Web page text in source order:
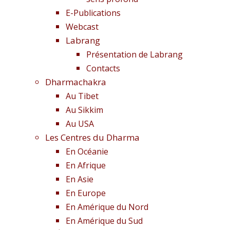
E-Publications
Webcast
Labrang
Présentation de Labrang
Contacts
Dharmachakra
Au Tibet
Au Sikkim
Au USA
Les Centres du Dharma
En Océanie
En Afrique
En Asie
En Europe
En Amérique du Nord
En Amérique du Sud